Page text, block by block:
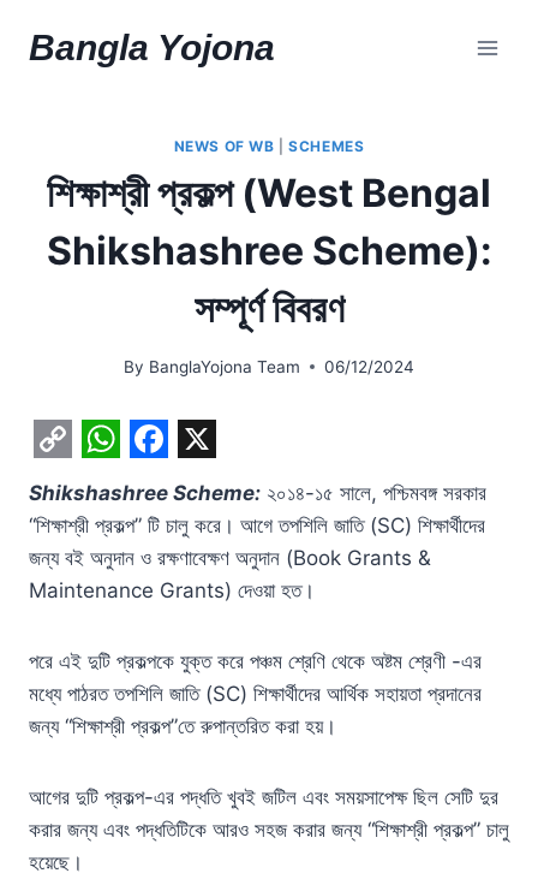
Bangla Yojona
NEWS OF WB |SCHEMES
শিক্ষাশ্রী প্রকল্প (West Bengal
Shikshashree Scheme):
সম্পূর্ণ বিবরণ
By BanglaYojona Team 06/12/2024
C
o
p
y
i
n
k
W
h
a
t
A
p
p
F
a
c
e
o
o
k
X
Shikshashree Scheme: ২০১৪-১৫ সালে, পশ্চিমবঙ্গ সরকার
“শিক্ষাশ্রী প্রকল্প” টি চালু করে। আগে তপশিলি জাতি (SC) শিক্ষার্থীদের
জন্য বই অনুদান ও রক্ষণাবেক্ষণ অনুদান (Book Grants &
Maintenance Grants) দেওয়া হত।
পরে এই দুটি প্রকল্পকে যুক্ত করে পঞ্চম শ্রেণি থেকে অষ্টম শ্রেণী -এর
মধ্যে পাঠরত তপশিলি জাতি (SC) শিক্ষার্থীদের আর্থিক সহায়তা প্রদানের
জন্য “শিক্ষাশ্রী প্রকল্প”তে রুপান্তরিত করা হয়।
আগের দুটি প্রকল্প-এর পদ্ধতি খুবই জটিল এবং সময়সাপেক্ষ ছিল সেটি দুর
করার জন্য এবং পদ্ধতিটিকে আরও সহজ করার জন্য “শিক্ষাশ্রী প্রকল্প” চালু
হয়েছে।